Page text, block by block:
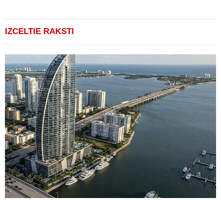
IZCELTIE RAKSTI